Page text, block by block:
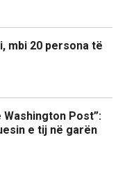
mbi 20 persona të
Washington Post”:
e tij në garën